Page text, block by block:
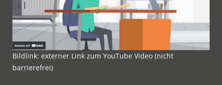
Bildlink: externer Link zum YouTube Video (nicht
barrierefrei)